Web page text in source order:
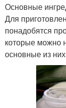
Основные
Для
понадобятся
которые можно
основные из